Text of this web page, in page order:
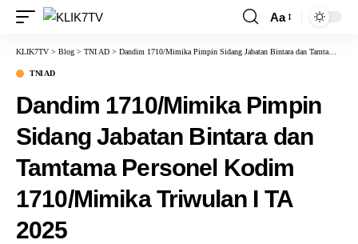
Aa
KLIK7TV > Blog > TNI AD > Dandim 1710/Mimika Pimpin Sidang Jabatan Bintara dan Tamtama Personel Kodim 1710/Mimika Triwulan I TA 2025
TNI AD
Dandim 1710/Mimika Pimpin
Sidang Jabatan Bintara dan
Tamtama Personel Kodim
1710/Mimika Triwulan I TA
2025